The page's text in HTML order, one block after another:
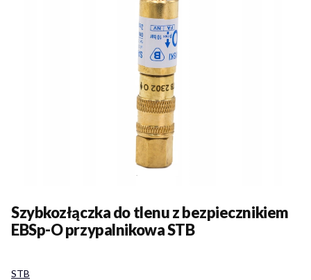
STB
Szybkozłączka do tlenu z bezpiecznikiem
EBSp-O przypalnikowa STB